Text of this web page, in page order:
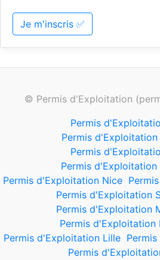
Je m'inscris ✅
© Permis d'Exploitation
Permis
Permis d'Exploitation
Permis
Permis d'Exploitation
Permis d'Exploitation Nice
Permis d'Exploitation
Permis d'Exploitation
Permis d'Exploitation
Permis d'Exploitation Lille
Permis